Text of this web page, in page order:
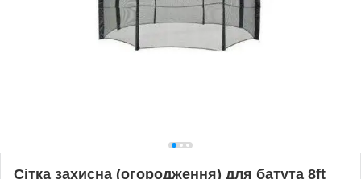
Сітка захисна (огородження) для батута 8ft